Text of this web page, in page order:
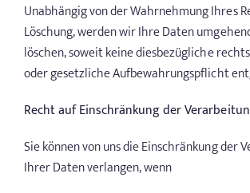
Unabhängig von der Wahrnehmung Ihres
Löschung, werden wir Ihre Daten
löschen, soweit keine diesbezügliche
oder gesetzliche Aufbewahrungspflicht
Recht auf Einschränkung der
Sie können von uns die Einschränkung der
Ihrer Daten verlangen, wenn